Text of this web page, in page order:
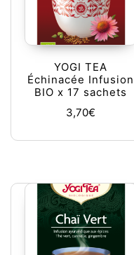
YOGI TEA
Échinacée Infusion
BIO x 17 sachets
3,70€